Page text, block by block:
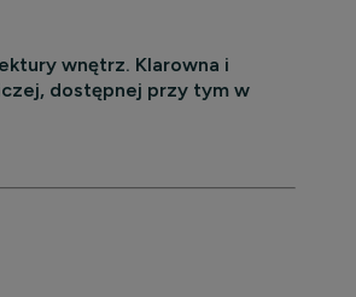
wnętrz. Klarowna i
dostępnej przy tym w